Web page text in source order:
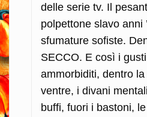
delle serie tv. Il
polpettone slavo anni
sfumature sofiste.
SECCO. E così i
ammorbiditi, dentro
ventre, i divani
buffi, fuori i bastoni,